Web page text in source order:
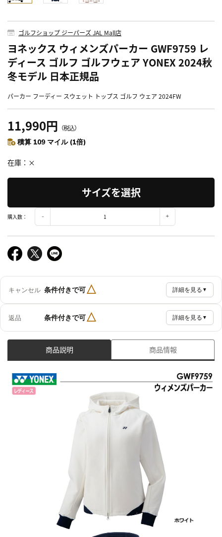
ゴルフショップ ジーパーズ JAL Mall店
ヨネックス ウィメンズパーカー GWF9759 レ
ディース ゴルフ ゴルフウェア YONEX 2024秋
冬モデル 日本正規品
パーカー フーディー スウェット トップス ゴルフ ウェア 2024FW
11,990円 （税込）
積算 109 マイル (1倍)
在庫 ×
サイズを選択
購入数：
キャンセル 条件付きで可△ 詳細を見る ▼
返品 条件付きで可△ 詳細を見る ▼
商品説明 商品情報